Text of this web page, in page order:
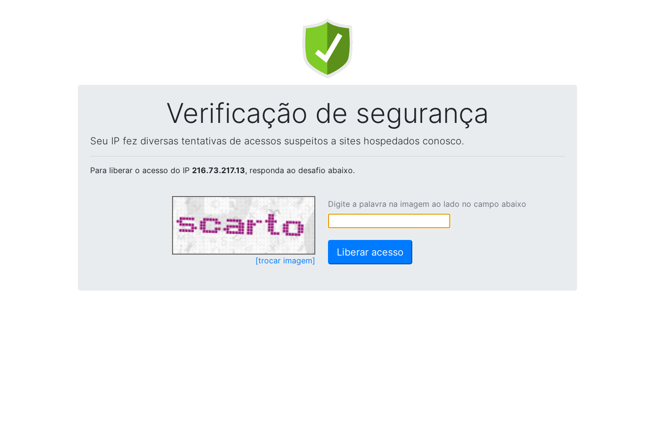
Verificação de segurança
Seu IP fez diversas tentativas de acessos suspeitos a sites hospedados conosco.
Para liberar o acesso do IP 216.73.217.13, responda ao desafio abaixo.
[trocar imagem]
Digite a palavra na imagem ao lado no campo abaixo